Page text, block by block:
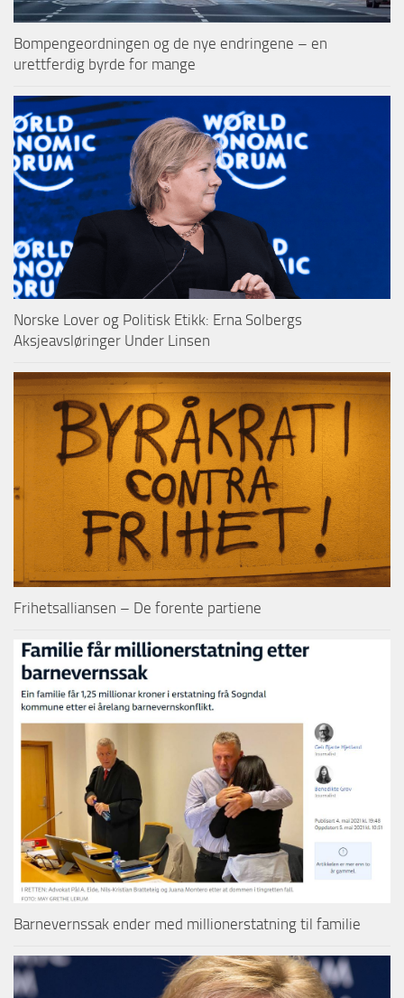
Bompengeordningen og de nye endringene – en
urettferdig byrde for mange
Norske Lover og Politisk Etikk: Erna Solbergs
Aksjeavsløringer Under Linsen
Frihetsalliansen – De forente partiene
Barnevernssak ender med millionerstatning til familie